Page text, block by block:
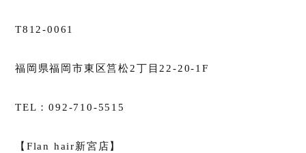
T812-0061
福岡県福岡市東区筥松2丁目22-20-1F
TEL：092-710-5515
【Flan hair新宮店】